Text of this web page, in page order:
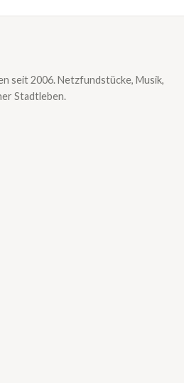
seit 2006. Netzfundstücke, Musik,
Stadtleben.